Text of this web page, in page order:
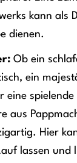
kann als
dienen.
Ob ein
ein
eine spielende
aus
Hier
lassen und